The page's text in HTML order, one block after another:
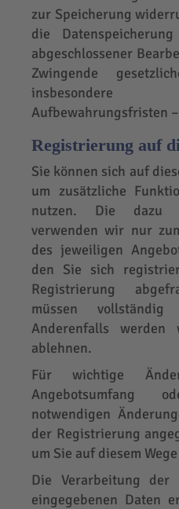
zur Speicherung
die
abgeschlossener
Zwingende
Aufbewahrungsfristen
Registrierung auf
Sie können sich auf
um zusätzliche
nutzen. Die dazu
verwenden wir nur
des jeweiligen
den Sie sich
Registrierung
müssen vollständig
Anderenfalls
ablehnen.
Für wichtige
Angebotsumfang
notwendigen
der Registrierung
um Sie auf diesem
Die Verarbeitung
eingegebenen Daten